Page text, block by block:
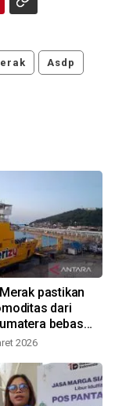
Asdp
pastikan
dari
bebas
2026